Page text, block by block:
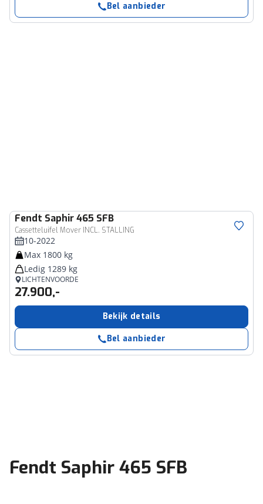
Bel aanbieder
Fendt Saphir 465 SFB
Cassetteluifel Mover INCL. STALLING
10-2022
Max 1800 kg
Ledig 1289 kg
LICHTENVOORDE
27.900,-
Bekijk details
Bel aanbieder
Fendt Saphir 465 SFB